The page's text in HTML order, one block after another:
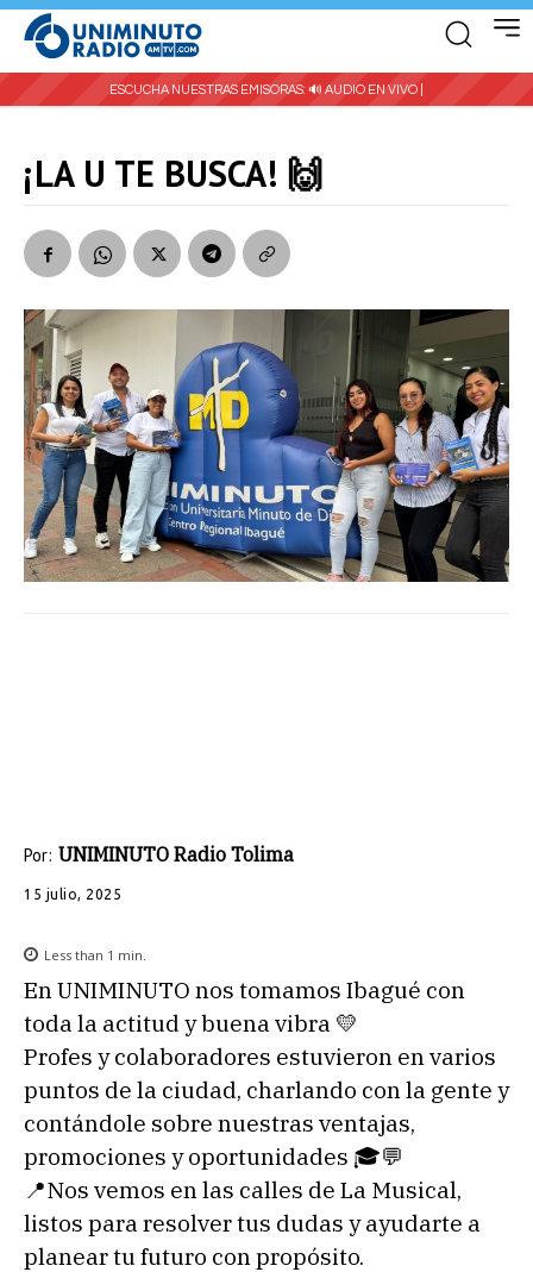
ESCUCHA NUESTRAS EMISORAS: 🔊 AUDIO EN VIVO |
¡LA U TE BUSCA! 🙌
Por: UNIMINUTO Radio Tolima
15 julio, 2025
Less than 1 min.
En UNIMINUTO nos tomamos Ibagué con
toda la actitud y buena vibra 💛
Profes y colaboradores estuvieron en varios
puntos de la ciudad, charlando con la gente y
contándole sobre nuestras ventajas,
promociones y oportunidades 🎓💬
📍Nos vemos en las calles de La Musical,
listos para resolver tus dudas y ayudarte a
planear tu futuro con propósito.